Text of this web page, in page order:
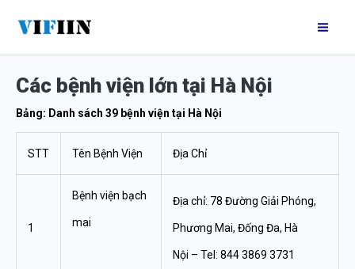
nội
dungCác bệnh viện lớn tại Hà Nội
Bảng: Danh sách 39 bệnh viện tại Hà Nội
STT Tên Bệnh Viện Địa Chỉ
1
Bệnh viện bạch
mai
Địa chỉ: 78 Đường Giải Phóng,
Phương Mai, Đống Đa, Hà
Nội – Tel: 844 3869 3731